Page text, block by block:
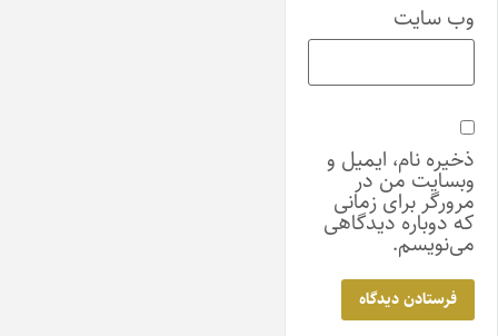
وب‌ سایت
ذخیره نام، ایمیل و
وبسایت من در
مرورگر برای زمانی
که دوباره دیدگاهی
می‌نویسم.